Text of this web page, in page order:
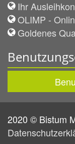
Ihr
OLIMP -
Goldenes
2020 © Bistum